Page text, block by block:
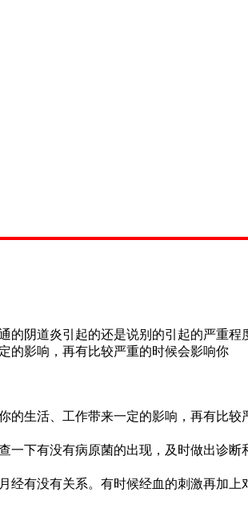
阴道炎引起的还是说别的引起的严重
的影响，再有比较严重的时候会影响你
生活、工作带来一定的影响，再有比较
下有没有病原菌的出现，及时做出诊断
有没有关系。有时候经血的刺激再加上